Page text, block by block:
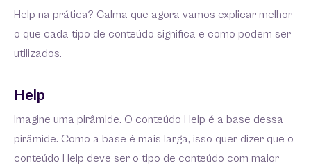
Help na prática? Calma que agora vamos explicar melhor
o que cada tipo de conteúdo significa e como podem ser
utilizados.
Help
Imagine uma pirâmide. O conteúdo Help é a base dessa
pirâmide. Como a base é mais larga, isso quer dizer que o
conteúdo Help deve ser o tipo de conteúdo com maior